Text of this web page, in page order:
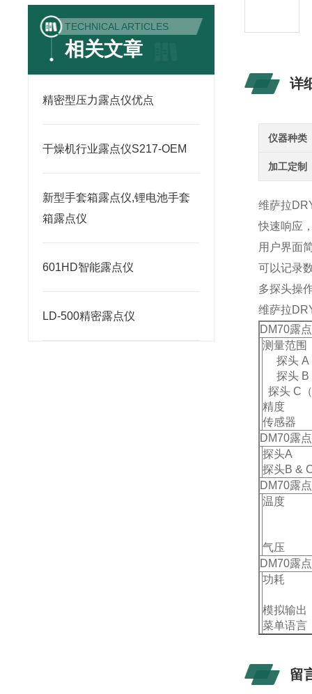
TECHNICAL ARTICLES
相关文章
精密型压力露点仪优点
干燥机行业露点仪S217-OEM
新型手套箱露点仪,锂电池手套
箱露点仪
601HD智能露点仪
LD-500精密露点仪
详
仪器种类
加工定制
维萨拉
快速响应
用户界面
可以记录
多探头操
维萨拉
DM70露
测量范围
探头 A
探头 B
探头 C
精度
传感器
DM70露
探头A
探头B &
DM70露
温度
气压
DM70露
功耗
模拟输出
菜单语言
留